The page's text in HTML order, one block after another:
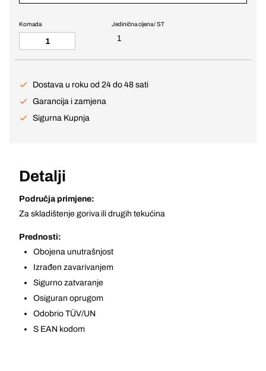
Jedinična cijena / ST
1
Komada
Dostava u roku od 24 do 48 sati
Garancija i zamjena
Sigurna Kupnja
Detalji
Područja primjene:
Za skladištenje goriva ili drugih tekućina
Prednosti:
Obojena unutrašnjost
Izrađen zavarivanjem
Sigurno zatvaranje
Osiguran oprugom
Odobrio TÜV/UN
S EAN kodom